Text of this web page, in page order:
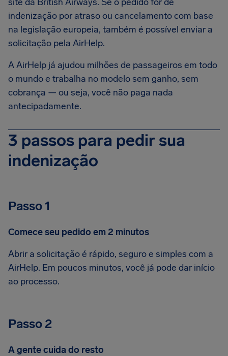
indenização por atraso ou cancelamento com base
na legislação europeia, também é possível enviar a
solicitação pela AirHelp.
A AirHelp já ajudou milhões de passageiros em todo
o mundo e trabalha no modelo sem ganho, sem
cobrança — ou seja, você não paga nada
antecipadamente.
3 passos para pedir sua
indenização
Passo 1
Comece seu pedido em 2 minutos
Abrir a solicitação é rápido, seguro e simples com a
AirHelp. Em poucos minutos, você já pode dar início
ao processo.
Passo 2
A gente cuida do resto